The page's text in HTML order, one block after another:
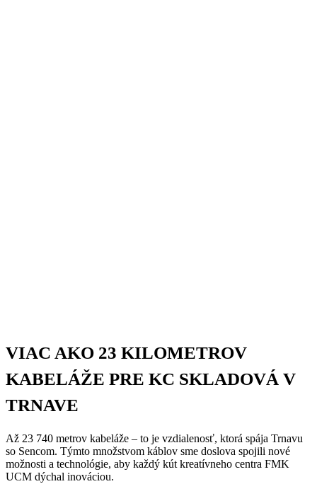
VIAC AKO 23 KILOMETROV
KABELÁŽE PRE KC SKLADOVÁ V
TRNAVE
Až 23 740 metrov kabeláže – to je vzdialenosť, ktorá spája Trnavu
so Sencom. Týmto množstvom káblov sme doslova spojili nové
možnosti a technológie, aby každý kút kreatívneho centra FMK
UCM dýchal inováciou.